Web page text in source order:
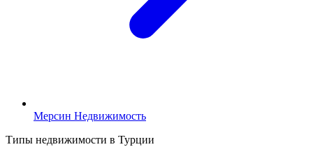
Мерсин Недвижимость
Типы недвижимости в Турции